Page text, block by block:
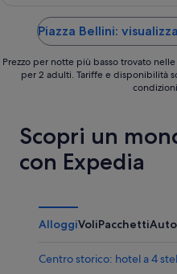
Piazza Bellini:
Prezzo per notte più basso trovato
per 2 adulti. Tariffe e disponibilità
Scopri un
con Expedia
AlloggiVoliPacchettiAuto
Centro storico: hotel a 4